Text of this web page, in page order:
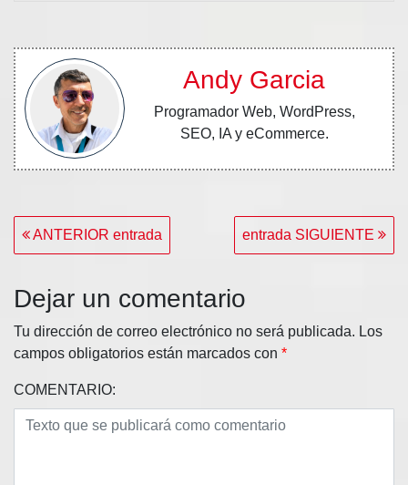
Andy Garcia
Programador Web, WordPress,
SEO, IA y eCommerce.
Navegación
de
entradas
ANTERIOR entrada entrada SIGUIENTE
Dejar un comentario
Tu dirección de correo electrónico no será publicada. Los
campos obligatorios están marcados con *
COMENTARIO: